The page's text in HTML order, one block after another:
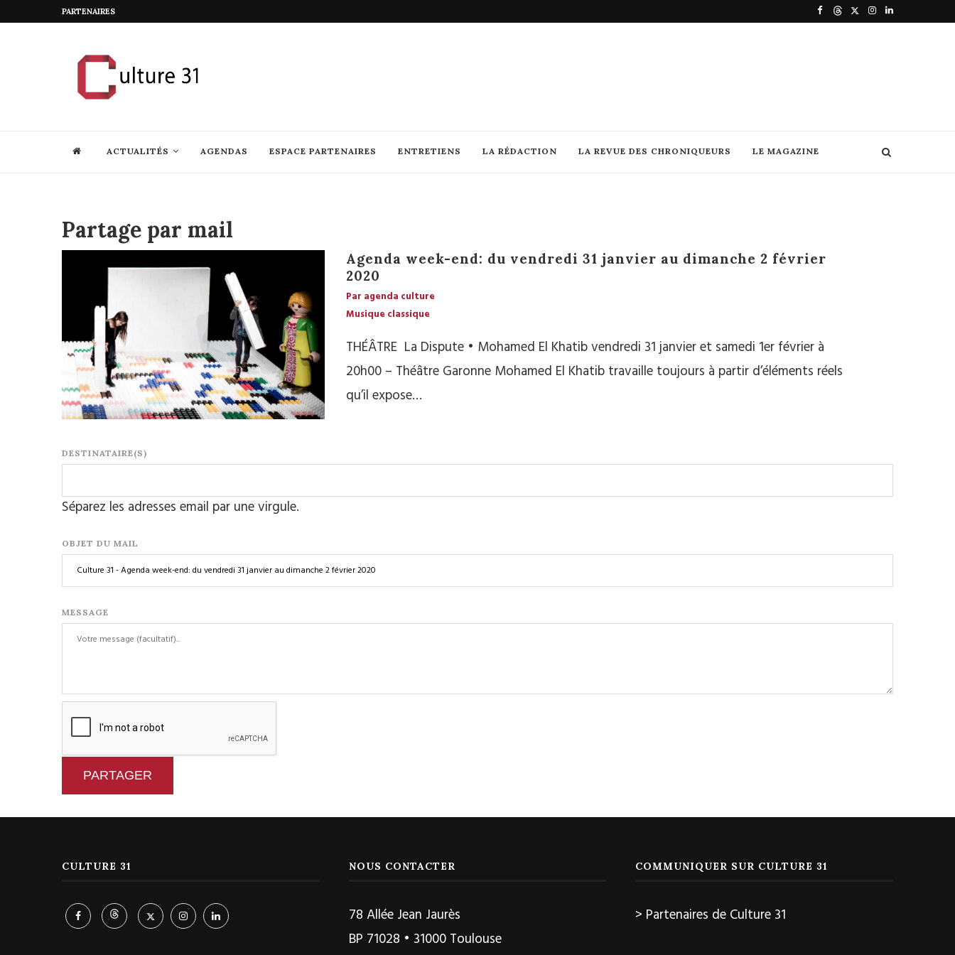
PARTENAIRES
ACTUALITÉS AGENDAS ESPACE PARTENAIRES ENTRETIENS LA RÉDACTION LA REVUE DES CHRONIQUEURS LE MAGAZINE
Partage par mail
Agenda week-end: du vendredi 31 janvier au dimanche 2 février
2020
Par agenda culture
Musique classique
THÉÂTRE La Dispute • Mohamed El Khatib vendredi 31 janvier et samedi 1er février à
20h00 – Théâtre Garonne Mohamed El Khatib travaille toujours à partir d’éléments réels
qu’il expose…
DESTINATAIRE(S)
Séparez les adresses email par une virgule.
OBJET DU MAIL
MESSAGE
PARTAGER
CULTURE 31 NOUS CONTACTER
78 Allée Jean Jaurès
BP 71028 • 31000 Toulouse
COMMUNIQUER SUR CULTURE 31
> Partenaires de Culture 31